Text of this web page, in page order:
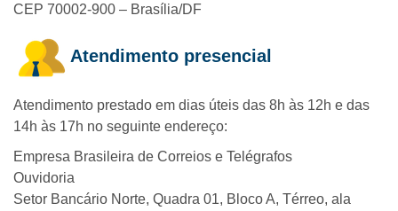
CEP 70002-900 – Brasília/DF
Atendimento presencial
Atendimento prestado em dias úteis das 8h às 12h e das
14h às 17h no seguinte endereço:
Empresa Brasileira de Correios e Telégrafos
Ouvidoria
Setor Bancário Norte, Quadra 01, Bloco A, Térreo, ala